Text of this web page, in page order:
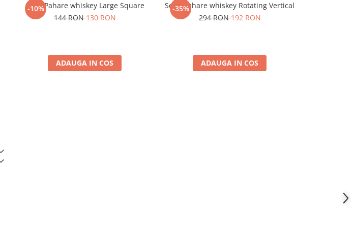
-10%
Set 4 Pahare whiskey Large Square
144 RON130 RON
ADAUGA IN COS
-35%
Set 6 Pahare whiskey Rotating Vertical
294 RON192 RON
ADAUGA IN COS